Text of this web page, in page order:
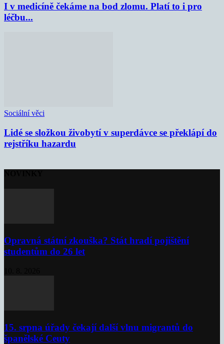
I v medicíně čekáme na bod zlomu. Platí to i pro
léčbu...
Sociální věci
Lidé se složkou živobytí v superdávce se překlápí do
rejstříku hazardu
Opravná státní zkouška? Stát hradí pojištění
studentům do 26 let
15. srpna úřady čekají další vlnu migrantů do
španělské Ceuty